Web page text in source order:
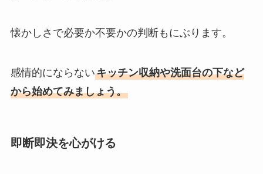
懐かしさで必要か不要かの判断もにぶります。
感情的にならないキッチン収納や洗面台の下など
から始めてみましょう。
即断即決を心がける